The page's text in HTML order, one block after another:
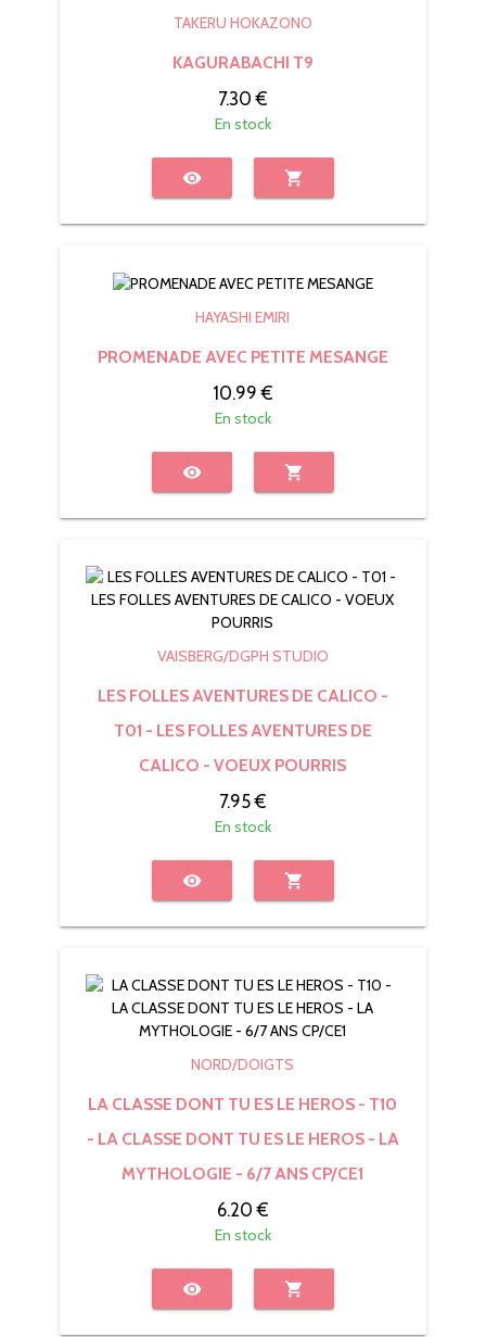
TAKERU HOKAZONO
KAGURABACHI T9
7.30 €
En stock
visibility shopping_cart
HAYASHI EMIRI
PROMENADE AVEC PETITE MESANGE
10.99 €
En stock
visibility shopping_cart
VAISBERG/DGPH STUDIO
LES FOLLES AVENTURES DE CALICO -
T01 - LES FOLLES AVENTURES DE
CALICO - VOEUX POURRIS
7.95 €
En stock
visibility shopping_cart
NORD/DOIGTS
LA CLASSE DONT TU ES LE HEROS - T10
- LA CLASSE DONT TU ES LE HEROS - LA
MYTHOLOGIE - 6/7 ANS CP/CE1
6.20 €
En stock
visibility shopping_cart